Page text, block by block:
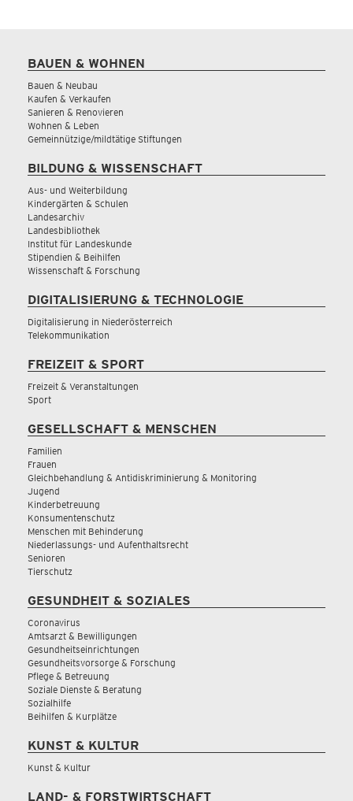
BAUEN & WOHNEN
Bauen & Neubau
Kaufen & Verkaufen
Sanieren & Renovieren
Wohnen & Leben
Gemeinnützige/mildtätige Stiftungen
BILDUNG & WISSENSCHAFT
Aus- und Weiterbildung
Kindergärten & Schulen
Landesarchiv
Landesbibliothek
Institut für Landeskunde
Stipendien & Beihilfen
Wissenschaft & Forschung
DIGITALISIERUNG & TECHNOLOGIE
Digitalisierung in Niederösterreich
Telekommunikation
FREIZEIT & SPORT
Freizeit & Veranstaltungen
Sport
GESELLSCHAFT & MENSCHEN
Familien
Frauen
Gleichbehandlung & Antidiskriminierung & Monitoring
Jugend
Kinderbetreuung
Konsumentenschutz
Menschen mit Behinderung
Niederlassungs- und Aufenthaltsrecht
Senioren
Tierschutz
GESUNDHEIT & SOZIALES
Coronavirus
Amtsarzt & Bewilligungen
Gesundheitseinrichtungen
Gesundheitsvorsorge & Forschung
Pflege & Betreuung
Soziale Dienste & Beratung
Sozialhilfe
Beihilfen & Kurplätze
KUNST & KULTUR
Kunst & Kultur
LAND- & FORSTWIRTSCHAFT